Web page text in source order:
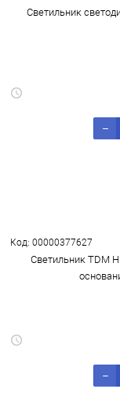
Светильник
Код: 00000377627
Светильник TDM